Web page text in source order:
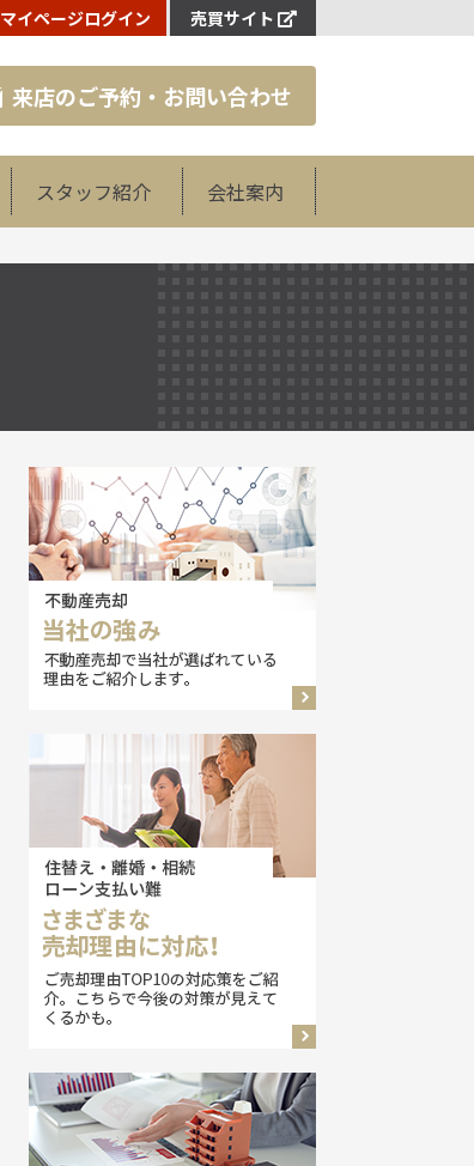
マイページログイン 売買サイト
来店のご予約・お問い合わせ
スタッフ紹介 会社案内